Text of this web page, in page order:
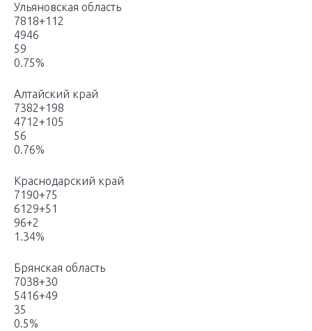
Ульяновская область
7818+112
4946
59
0.75%
Алтайский край
7382+198
4712+105
56
0.76%
Краснодарский край
7190+75
6129+51
96+2
1.34%
Брянская область
7038+30
5416+49
35
0.5%